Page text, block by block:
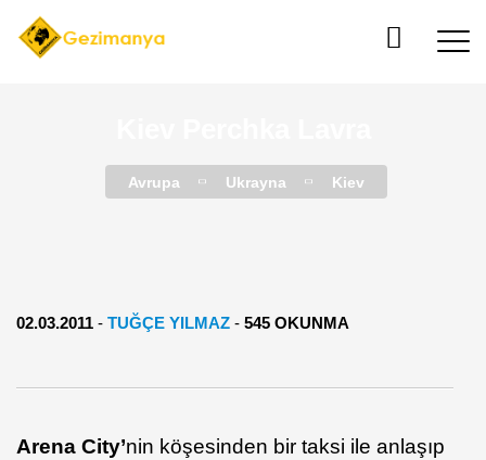
Avrupa Ukrayna Kiev
02.03.2011 - TUĞÇE YILMAZ - 545 OKUNMA
Arena City’nin köşesinden bir taksi ile anlaşıp